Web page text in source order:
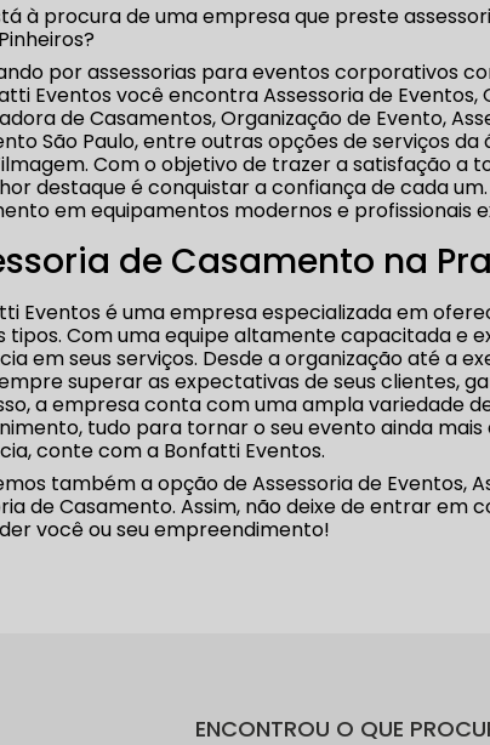
à procura de uma empresa que preste
por assessorias para eventos corporativos
Eventos você encontra Assessoria de Eventos,
de Casamentos, Organização de Evento,
São Paulo, entre outras opções de serviços da
Com o objetivo de trazer a satisfação a
destaque é conquistar a confiança de cada
em equipamentos modernos e profissionais
de Casamento na
Eventos é uma empresa especializada em
tipos. Com uma equipe altamente capacitada e
em seus serviços. Desde a organização até a
superar as expectativas de seus clientes,
a empresa conta com uma ampla variedade
tudo para tornar o seu evento ainda
conte com a Bonfatti Eventos.
também a opção de Assessoria de Eventos,
de Casamento. Assim, não deixe de entrar
você ou seu empreendimento!
ENCONTROU O QUE